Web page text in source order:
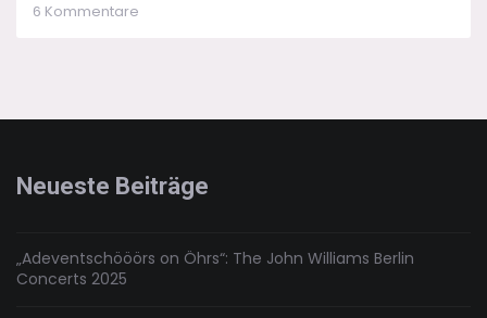
6 Kommentare
Neueste Beiträge
„Adeventschööörs on Öhrs“: The John Williams Berlin
Concerts 2025